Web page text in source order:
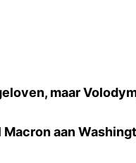
maar
aan